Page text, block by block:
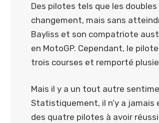
Des pilotes tels que les
changement, mais sans
Bayliss et son compatriote
en MotoGP. Cependant, le
trois courses et remporté
Mais il y a un tout autre
Statistiquement, il n’y a jamais
des quatre pilotes à avoir